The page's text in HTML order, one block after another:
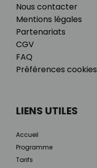
Nous contacter
Mentions légales
Partenariats
CGV
FAQ
Préférences cookies
LIENS UTILES
Accueil
Programme
Tarifs